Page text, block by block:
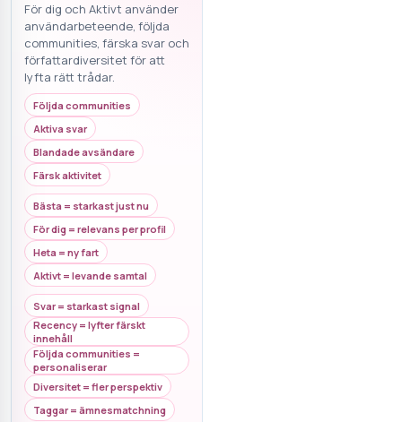
För dig och Aktivt använder
användarbeteende, följda
communities, färska svar och
författardiversitet för att
lyfta rätt trådar.
Följda communities
Aktiva svar
Blandade avsändare
Färsk aktivitet
Bästa = starkast just nu
För dig = relevans per profil
Heta = ny fart
Aktivt = levande samtal
Svar = starkast signal
Recency = lyfter färskt
innehåll
Följda communities =
personaliserar
Diversitet = fler perspektiv
Taggar = ämnesmatchning